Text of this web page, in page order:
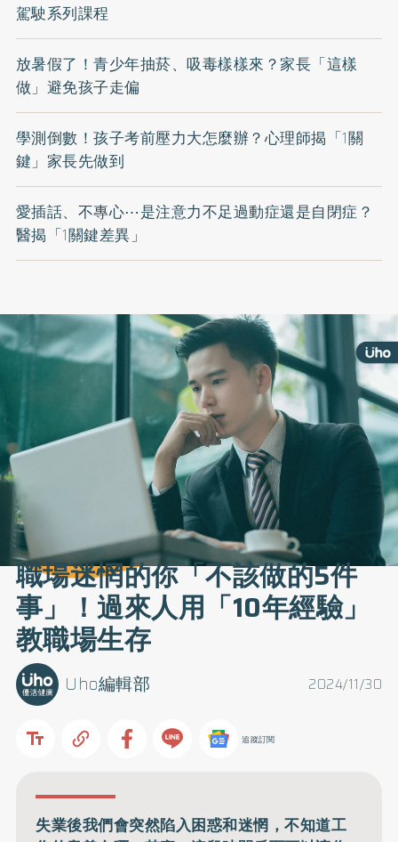
駕駛系列課程
放暑假了！青少年抽菸、吸毒樣樣來？家長「這樣
做」避免孩子走偏
學測倒數！孩子考前壓力大怎麼辦？心理師揭「1關
鍵」家長先做到
愛插話、不專心⋯是注意力不足過動症還是自閉症？
醫揭「1關鍵差異」
職場迷惘的你「不該做的5件
事」！過來人用「10年經驗」
教職場生存
2024/11/30
Uho編輯部
追蹤訂閱
失業後我們會突然陷入困惑和迷惘，不知道工